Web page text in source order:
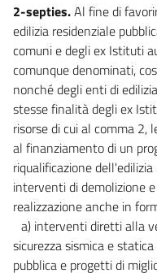
2-septies.Al fine di
edilizia residenziale
comuni e degli ex Istituti
comunque denominati,
nonché degli enti di
stesse finalità degli ex
risorse di cui al comma
al finanziamento di un
riqualificazione
interventi di demolizione
realizzazione anche in
a) interventi diretti alla
sicurezza sismica e
pubblica e progetti di